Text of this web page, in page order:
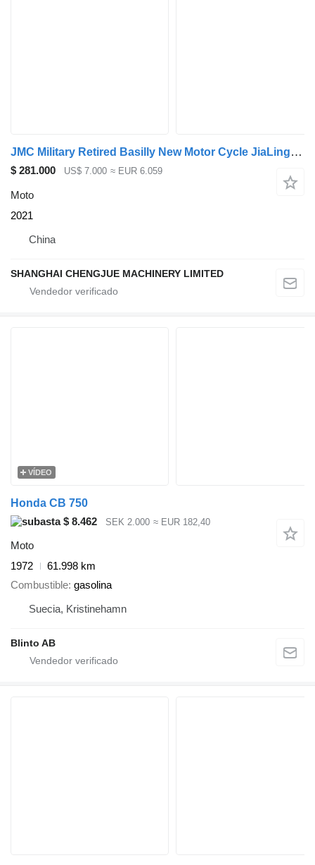
JMC Military Retired Basilly New Motor Cycle JiaLing Brand
$ 281.000 US$ 7.000 ≈ EUR 6.059
Moto
2021
China
SHANGHAI CHENGJUE MACHINERY LIMITED
VÍDEO
Honda CB 750
$ 8.462
SEK 2.000 ≈ EUR 182,40
Moto
1972
61.998 km
Combustible gasolina
Suecia, Kristinehamn
Blinto AB